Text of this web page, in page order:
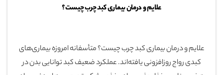
علایم و درمان بیماری کبد چرب چیست؟
علایم و درمان بیماری کبد چرب چیست؟ متأسفانه امروزه بیماری‌های
کبدی رواج روزافزونی یافته‌اند. عملکرد ضعیف کبد توانایی بدن در